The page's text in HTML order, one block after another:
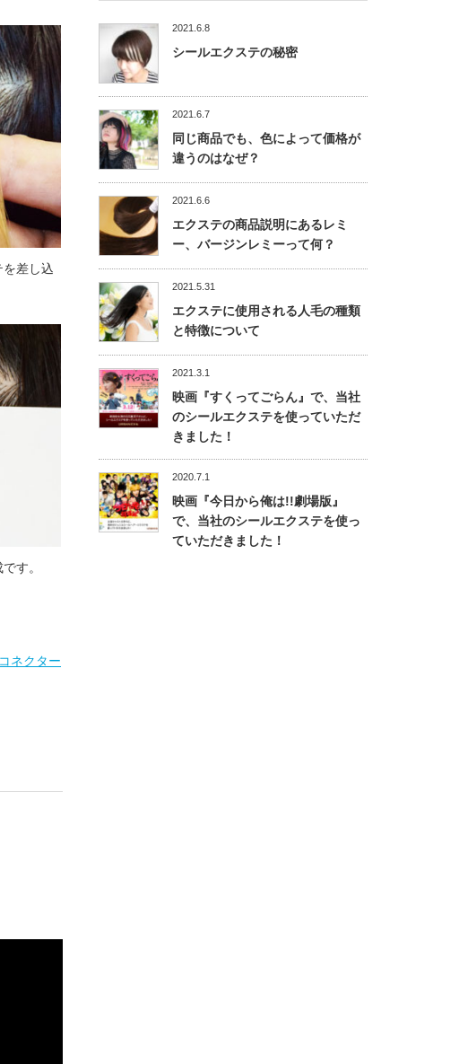
差し込
す。
ネクター
2021.6.8
シールエクステの秘密
2021.6.7
同じ商品でも、色によって価格が
違うのはなぜ？
2021.6.6
エクステの商品説明にあるレミ
ー、バージンレミーって何？
2021.5.31
エクステに使用される人毛の種類
と特徴について
2021.3.1
映画『すくってごらん』で、当社
のシールエクステを使っていただ
きました！
2020.7.1
映画『今日から俺は!!劇場版』
で、当社のシールエクステを使っ
ていただきました！